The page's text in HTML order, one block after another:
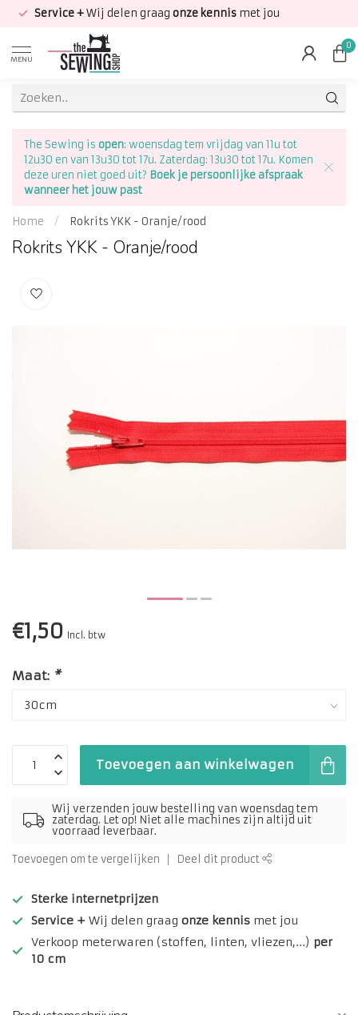
Service +Wij delen graag onze kennis met jou
MENU
0
The Sewing is open: woensdag tem vrijdag van 11u tot
12u30 en van 13u30 tot 17u. Zaterdag: 13u30 tot 17u. Komen
deze uren niet goed uit? Boek je persoonlijke afspraak
wanneer het jouw past
Home / Rokrits YKK - Oranje/rood
Rokrits YKK - Oranje/rood
€1,50 Incl. btw
Maat: *
Toevoegen aan winkelwagen
Wij verzenden jouw bestelling van woensdag tem
zaterdag. Let op! Niet alle machines zijn altijd uit
voorraad leverbaar.
Toevoegen om te vergelijken Deel dit product
Sterke internetprijzen
Service + Wij delen graag onze kennis met jou
Verkoop meterwaren (stoffen, linten, vliezen,...) per
10 cm